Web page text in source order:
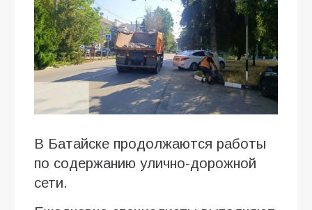
В Батайске продолжаются работы
по содержанию улично-дорожной
сети.